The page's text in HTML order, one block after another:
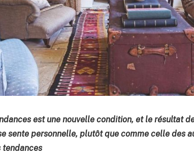
est une nouvelle condition, et le résultat
sente personnelle, plutôt que comme celle des
tendances